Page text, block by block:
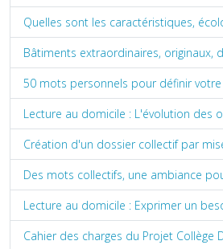
Quelles sont les caractéristiques,
Bâtiments extraordinaires, originaux,
50 mots personnels pour définir
Lecture au domicile : L'évolution des
Création d'un dossier collectif par
Des mots collectifs, une ambiance
Lecture au domicile : Exprimer un
Cahier des charges du Projet Collège